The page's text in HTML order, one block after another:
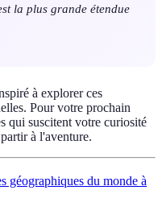
la plus grande étendue
à explorer ces
Pour votre prochain
qui suscitent votre curiosité
à l'aventure.
géographiques du monde à